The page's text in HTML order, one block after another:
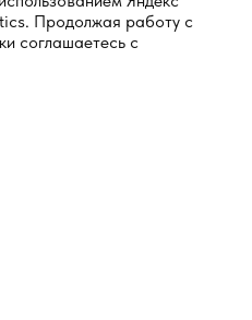
Продолжая работу с
соглашаетесь с